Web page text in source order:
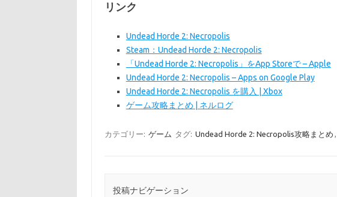
リンク
Undead Horde 2: Necropolis
Steam：Undead Horde 2: Necropolis
「Undead Horde 2: Necropolis」をApp Storeで – Apple
Undead Horde 2: Necropolis – Apps on Google Play
Undead Horde 2: Necropolis を購入 | Xbox
ゲーム攻略まとめ | ネルログ
カテゴリー: ゲーム タグ: Undead Horde 2: Necropolis攻略まとめ ,
投稿ナビゲーション